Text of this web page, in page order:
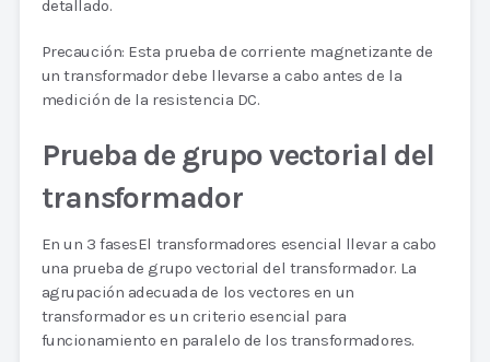
detallado.
Precaución: Esta prueba de corriente magnetizante de
un transformador debe llevarse a cabo antes de la
medición de la resistencia DC.
Prueba de grupo vectorial del
transformador
En un 3 fasesEl transformadores esencial llevar a cabo
una prueba de grupo vectorial del transformador. La
agrupación adecuada de los vectores en un
transformador es un criterio esencial para
funcionamiento en paralelo de los transformadores.